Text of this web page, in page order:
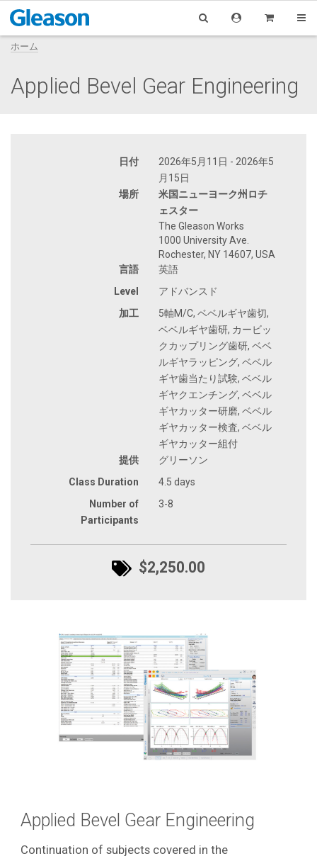
ホーム
Applied Bevel Gear Engineering
日付
2026年5月11日 - 2026年5
月15日
場所
米国ニューヨーク州ロチ
ェスター
The Gleason Works
1000 University Ave.
Rochester, NY 14607, USA
言語
英語
Level
アドバンスド
加工
5軸M/C, ベベルギヤ歯切,
ベベルギヤ歯研, カービッ
クカップリング歯研, ベベ
ルギヤラッピング, ベベル
ギヤ歯当たり試験, ベベル
ギヤクエンチング, ベベル
ギヤカッター研磨, ベベル
ギヤカッター検査, ベベル
ギヤカッター組付
提供
グリーソン
Class Duration
4.5 days
Number of
Participants
3-8
$2,250.00
Applied Bevel Gear Engineering
Continuation of subjects covered in the